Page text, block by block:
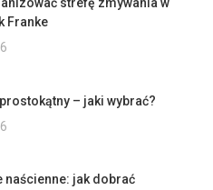
Franke
– jaki wybrać?
naścienne: jak dobrać